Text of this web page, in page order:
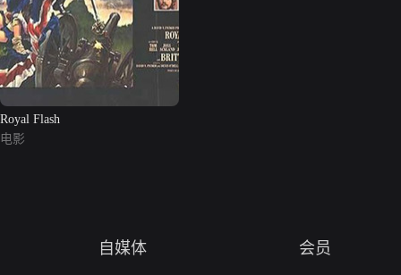
Royal Flash
电影
自媒体 会员